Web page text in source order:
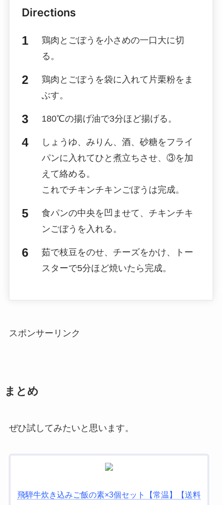
Directions
鶏肉とごぼうを小さめの一口大に切
る。
鶏肉とごぼうを袋に入れて片栗粉をま
ぶす。
180℃の揚げ油で3分ほど揚げる。
しょうゆ、みりん、酒、砂糖をフライ
パンに入れてひと煮立ちさせ、③を加
えて絡める。
これでチキンチキンごぼうは完成。
食パンの中央を凹ませて、チキンチキ
ンごぼうを入れる。
茹で枝豆をのせ、チーズをかけ、トー
スターで5分ほど焼いたら完成。
スポンサーリンク
まとめ
ぜひ試してみたいと思います。
飛騨牛炊き込みご飯の素×3個セット【常温】【送料